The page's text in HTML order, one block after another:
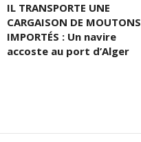
IL TRANSPORTE UNE
CARGAISON DE MOUTONS
IMPORTÉS : Un navire
accoste au port d’Alger